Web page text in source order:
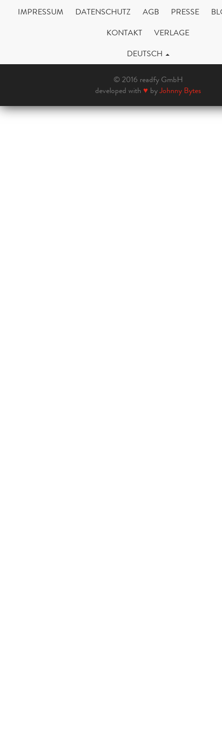
IMPRESSUM DATENSCHUTZ AGB PRESSE
KONTAKT
VERLAGE
DEUTSCH
© 2016 readfy GmbH
developed with ♥ byJohnny Bytes